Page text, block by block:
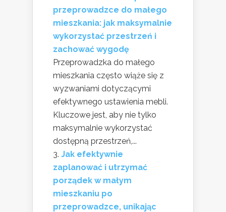
przeprowadzce do małego
mieszkania: jak maksymalnie
wykorzystać przestrzeń i
zachować wygodę
Przeprowadzka do małego
mieszkania często wiąże się z
wyzwaniami dotyczącymi
efektywnego ustawienia mebli.
Kluczowe jest, aby nie tylko
maksymalnie wykorzystać
dostępną przestrzeń,...
Jak efektywnie
zaplanować i utrzymać
porządek w małym
mieszkaniu po
przeprowadzce, unikając